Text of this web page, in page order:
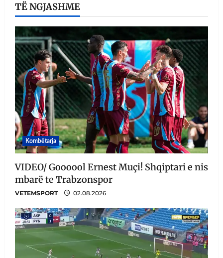
TË NGJASHME
Kombëtarja
VIDEO/ Goooool Ernest Muçi! Shqiptari e nis
mbarë te Trabzonspor
VETEMSPORT 02.08.2026